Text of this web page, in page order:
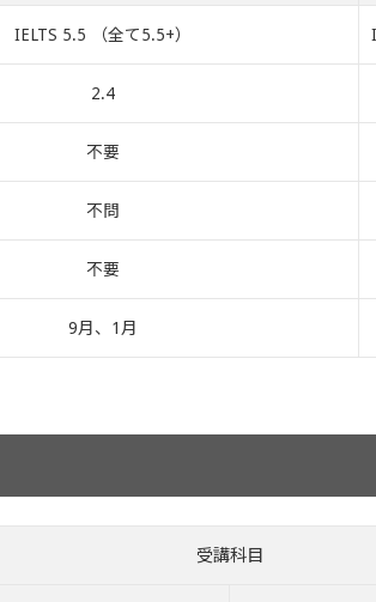
IELTS 5.5 （全て5.5+）
2.4
不要
不問
不要
9月、1月
受講科目